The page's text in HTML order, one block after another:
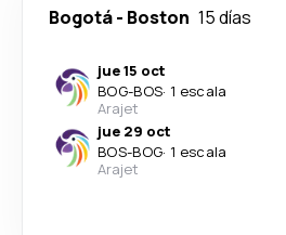
Bogotá- Boston 15 días
jue 15 oct
BOG-BOS· 1 escala
Arajet
jue 29 oct
BOS-BOG· 1 escala
Arajet